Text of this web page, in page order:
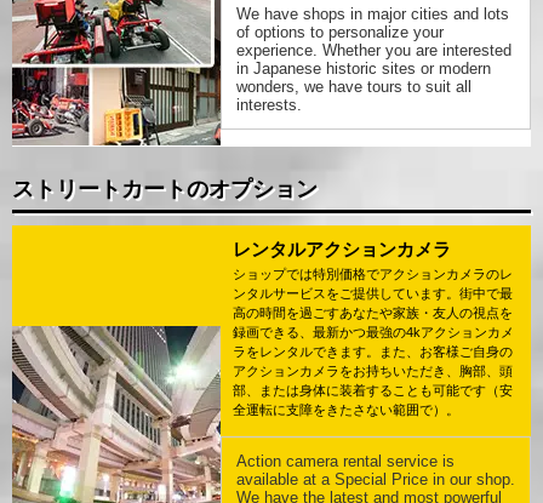
We have shops in major cities and lots
of options to personalize your
experience. Whether you are interested
in Japanese historic sites or modern
wonders, we have tours to suit all
interests.
ストリートカートのオプション
レンタルアクションカメラ
ショップでは特別価格でアクションカメラのレ
ンタルサービスをご提供しています。街中で最
高の時間を過ごすあなたや家族・友人の視点を
録画できる、最新かつ最強の4kアクションカメ
ラをレンタルできます。また、お客様ご自身の
アクションカメラをお持ちいただき、胸部、頭
部、または身体に装着することも可能です（安
全運転に支障をきたさない範囲で）。
Action camera rental service is
available at a Special Price in our shop.
We have the latest and most powerful